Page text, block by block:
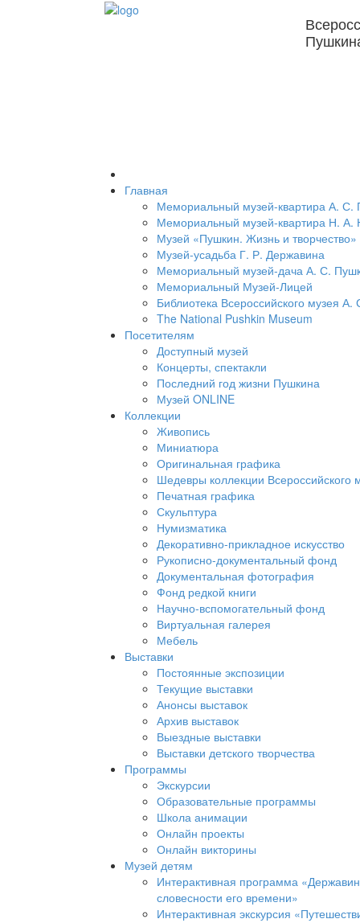
Главная
Мемориальный музей-квартира А. С.
Мемориальный музей-квартира Н. А.
Музей «Пушкин. Жизнь и творчество»
Музей-усадьба Г. Р. Державина
Мемориальный музей-дача А. С.
Мемориальный Музей-Лицей
Библиотека Всероссийского музея
The National Pushkin Museum
Посетителям
Доступный музей
Концерты, спектакли
Последний год жизни Пушкина
Музей ONLINE
Коллекции
Живопись
Миниатюра
Оригинальная графика
Шедевры коллекции
Печатная графика
Скульптура
Нумизматика
Декоративно-прикладное искусство
Рукописно-документальный фонд
Документальная фотография
Фонд редкой книги
Научно-вспомогательный фонд
Виртуальная галерея
Мебель
Выставки
Постоянные экспозиции
Текущие выставки
Анонсы выставок
Архив выставок
Выездные выставки
Выставки детского творчества
Программы
Экскурсии
Образовательные программы
Школа анимации
Онлайн проекты
Онлайн викторины
Музей детям
Интерактивная программа
словесности его времени»
Интерактивная экскурсия